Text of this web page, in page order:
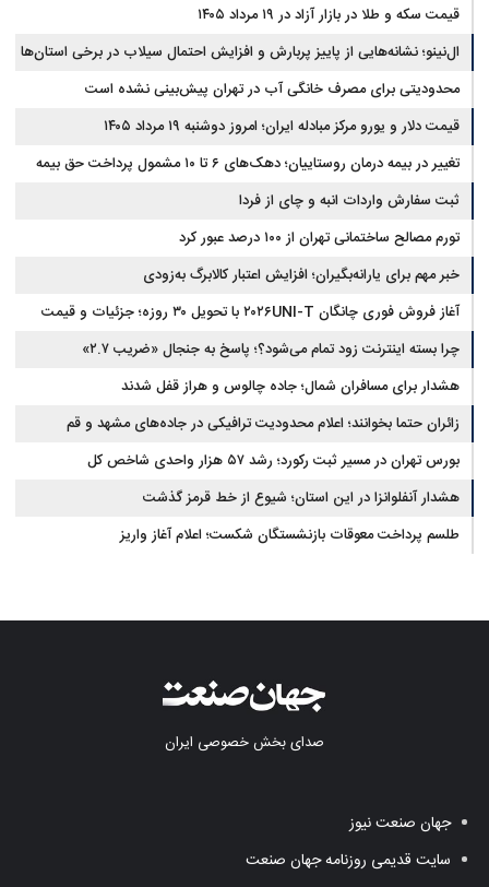
قیمت سکه و طلا در بازار آزاد در ۱۹ مرداد ۱۴۰۵
ال‌نینو؛ نشانه‌هایی از پاییز پربارش و افزایش احتمال سیلاب در برخی استان‌ها
محدودیتی برای مصرف خانگی آب در تهران پیش‌بینی نشده است
قیمت دلار و یورو مرکز مبادله ایران؛ امروز دوشنبه ۱۹ مرداد ۱۴۰۵
تغییر در بیمه درمان روستاییان؛ دهک‌های ۶ تا ۱۰ مشمول پرداخت حق بیمه
شدند
ثبت سفارش واردات انبه و چای از فردا
تورم مصالح ساختمانی تهران از ۱۰۰ درصد عبور کرد
خبر مهم برای یارانه‌بگیران؛ افزایش اعتبار کالابرگ به‌زودی
آغاز فروش فوری چانگان ۲۰۲۶UNI-T با تحویل ۳۰ روزه؛ جزئیات و قیمت
چرا بسته اینترنت زود تمام می‌شود؟؛ پاسخ به جنجال «ضریب ۲.۷»
هشدار برای مسافران شمال؛ جاده چالوس و هراز قفل شدند
زائران حتما بخوانند؛ اعلام محدودیت ترافیکی در جاده‌های مشهد و قم
بورس تهران در مسیر ثبت رکورد؛ رشد ۵۷ هزار واحدی شاخص کل
هشدار آنفلوانزا در این استان؛ شیوع از خط قرمز گذشت
طلسم پرداخت معوقات بازنشستگان شکست؛ اعلام آغاز واریز
صدای بخش خصوصی ایران
جهان صنعت نیوز
سایت قدیمی روزنامه جهان صنعت